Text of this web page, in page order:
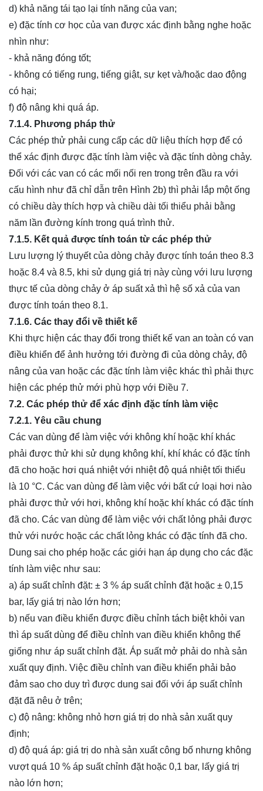
d) khả năng tái tạo lại tính năng của van;
e) đặc tính cơ học của van được xác định bằng nghe hoặc
nhìn như:
- khả năng đóng tốt;
- không có tiếng rung, tiếng giật, sự kẹt và/hoặc dao động
có hại;
f) độ nâng khi quá áp.
7.1.4. Phương pháp thử
Các phép thử phải cung cấp các dữ liệu thích hợp để có
thể xác định được đặc tính làm việc và đặc tính dòng chảy.
Đối với các van có các mối nối ren trong trên đầu ra với
cấu hình như đã chỉ dẫn trên Hình 2b) thì phải lắp một ống
có chiều dày thích hợp và chiều dài tối thiểu phải bằng
năm lần đường kính trong quá trình thử.
7.1.5. Kết quả được tính toán từ các phép thử
Lưu lượng lý thuyết của dòng chảy được tính toán theo 8.3
hoặc 8.4 và 8.5, khi sử dụng giá trị này cùng với lưu lượng
thực tế của dòng chảy ở áp suất xả thì hệ số xả của van
được tính toán theo 8.1.
7.1.6. Các thay đổi về thiết kế
Khi thực hiện các thay đổi trong thiết kế van an toàn có van
điều khiển để ảnh hưởng tới đường đi của dòng chảy, độ
nâng của van hoặc các đặc tính làm việc khác thì phải thực
hiện các phép thử mới phù hợp với Điều 7.
7.2. Các phép thử để xác định đặc tính làm việc
7.2.1. Yêu cầu chung
Các van dùng để làm việc với không khí hoặc khí khác
phải được thử khi sử dụng không khí, khí khác có đặc tính
đã cho hoặc hơi quá nhiệt với nhiệt độ quá nhiệt tối thiểu
là 10 °C. Các van dùng để làm việc với bất cứ loại hơi nào
phải được thử với hơi, không khí hoặc khí khác có đặc tính
đã cho. Các van dùng để làm việc với chất lỏng phải được
thử với nước hoặc các chất lỏng khác có đặc tính đã cho.
Dung sai cho phép hoặc các giới hạn áp dụng cho các đặc
tính làm việc như sau:
a) áp suất chỉnh đặt: ± 3 % áp suất chỉnh đặt hoặc ± 0,15
bar, lấy giá trị nào lớn hơn;
b) nếu van điều khiển được điều chỉnh tách biệt khỏi van
thì áp suất dùng để điều chỉnh van điều khiển không thể
giống như áp suất chỉnh đặt. Áp suất mở phải do nhà sản
xuất quy định. Việc điều chỉnh van điều khiển phải bảo
đảm sao cho duy trì được dung sai đối với áp suất chỉnh
đặt đã nêu ở trên;
c) độ nâng: không nhỏ hơn giá trị do nhà sản xuất quy
định;
d) độ quá áp: giá trị do nhà sản xuất công bố nhưng không
vượt quá 10 % áp suất chỉnh đặt hoặc 0,1 bar, lấy giá trị
nào lớn hơn;